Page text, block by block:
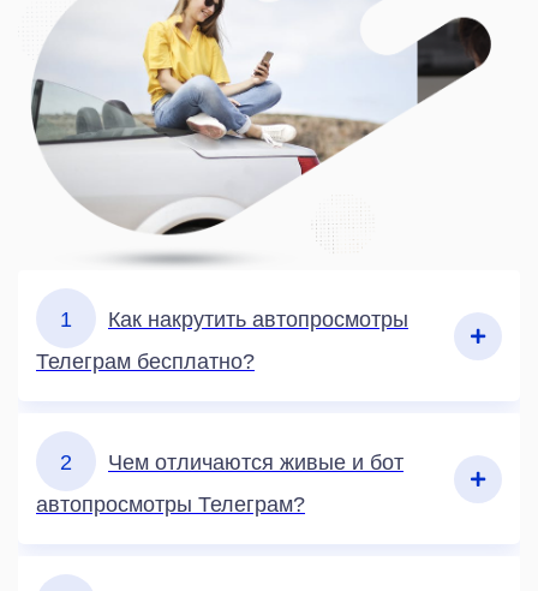
1
Как накрутить автопросмотры
Телеграм бесплатно?
2
Чем отличаются живые и бот
автопросмотры Телеграм?